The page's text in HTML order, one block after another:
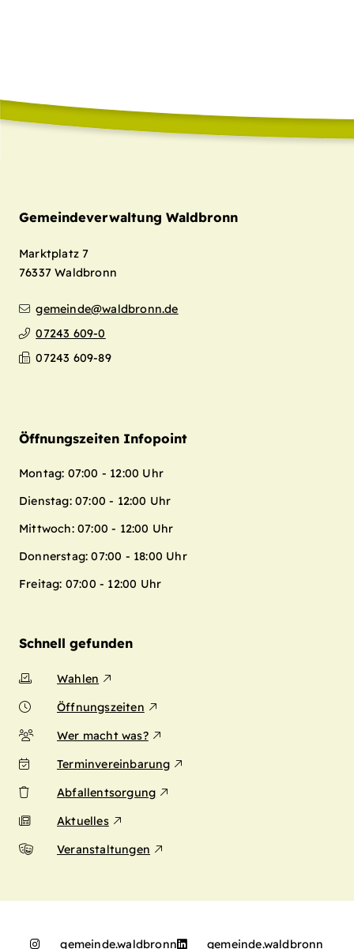
Gemeindeverwaltung Waldbronn
Marktplatz 7
76337 Waldbronn
gemeinde@waldbronn.de
07243 609-0
07243 609-89
Öffnungszeiten Infopoint
Montag: 07:00 - 12:00 Uhr
Dienstag: 07:00 - 12:00 Uhr
Mittwoch: 07:00 - 12:00 Uhr
Donnerstag: 07:00 - 18:00 Uhr
Freitag: 07:00 - 12:00 Uhr
Schnell gefunden
Wahlen
Öffnungszeiten
Wer macht was?
Terminvereinbarung
Abfallentsorgung
Aktuelles
Veranstaltungen
gemeinde.waldbronn gemeinde.waldbronn